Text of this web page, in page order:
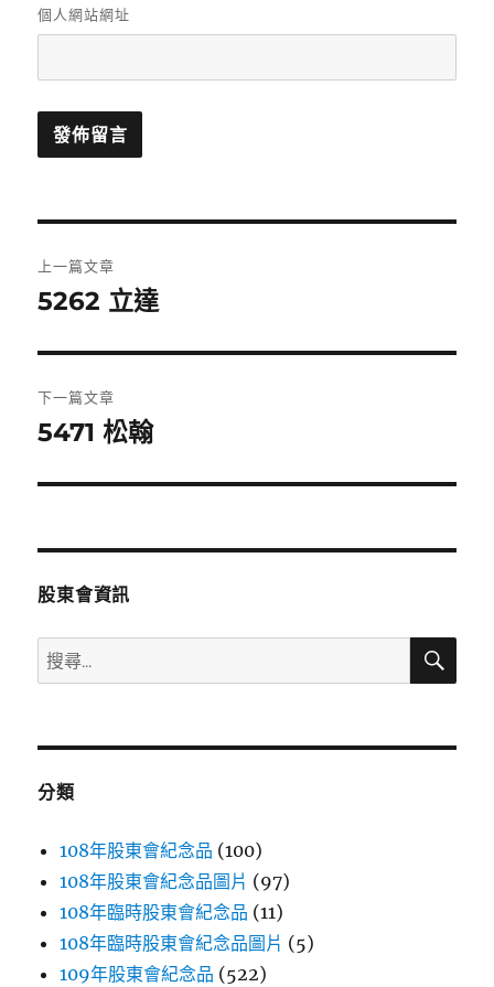
個人網站網址
章
覽
上一篇文章
上
篇
文
章:
5262 立達
下一篇文章
下
篇
章:
5471 松翰
股東會資訊
搜
尋
鍵
搜
分類
108年股東會紀念品 (100)
108年股東會紀念品圖片 (97)
108年臨時股東會紀念品 (11)
108年臨時股東會紀念品圖片 (5)
109年股東會紀念品 (522)